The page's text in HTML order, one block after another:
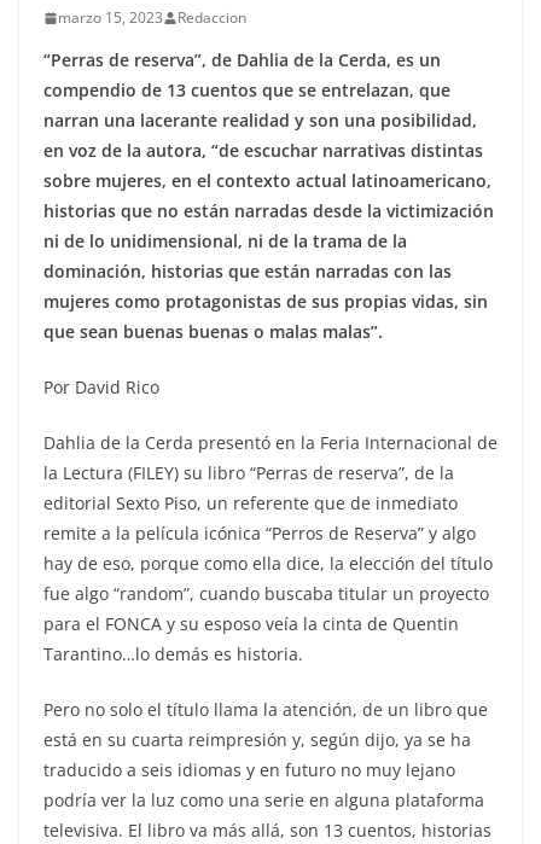
marzo 15, 2023 Redaccion
“Perras de reserva”, de Dahlia de la Cerda, es un
compendio de 13 cuentos que se entrelazan, que
narran una lacerante realidad y son una posibilidad,
en voz de la autora, “de escuchar narrativas distintas
sobre mujeres, en el contexto actual latinoamericano,
historias que no están narradas desde la victimización
ni de lo unidimensional, ni de la trama de la
dominación, historias que están narradas con las
mujeres como protagonistas de sus propias vidas, sin
que sean buenas buenas o malas malas”.
Por David Rico
Dahlia de la Cerda presentó en la Feria Internacional de
la Lectura (FILEY) su libro “Perras de reserva”, de la
editorial Sexto Piso, un referente que de inmediato
remite a la película icónica “Perros de Reserva” y algo
hay de eso, porque como ella dice, la elección del título
fue algo “random”, cuando buscaba titular un proyecto
para el FONCA y su esposo veía la cinta de Quentin
Tarantino…lo demás es historia.
Pero no solo el título llama la atención, de un libro que
está en su cuarta reimpresión y, según dijo, ya se ha
traducido a seis idiomas y en futuro no muy lejano
podría ver la luz como una serie en alguna plataforma
televisiva. El libro va más allá, son 13 cuentos, historias